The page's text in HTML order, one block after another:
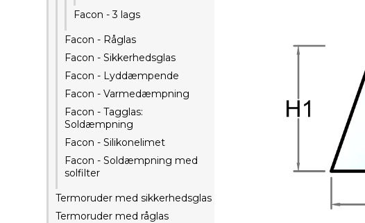
Facon - 3 lags
Facon - Råglas
Facon - Sikkerhedsglas
Facon - Lyddæmpende
Facon - Varmedæmpning
Facon - Tagglas:
Soldæmpning
Facon - Silikonelimet
Facon - Soldæmpning med
solfilter
Termoruder med sikkerhedsglas
Termoruder med råglas